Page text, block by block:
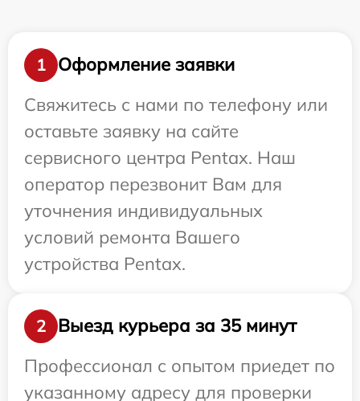
1
Оформление заявки
Свяжитесь с нами по телефону или
оставьте заявку на сайте
сервисного центра Pentax. Наш
оператор перезвонит Вам для
уточнения индивидуальных
условий ремонта Вашего
устройства Pentax.
2
Выезд курьера за 35 минут
Профессионал с опытом приедет по
указанному адресу для проверки